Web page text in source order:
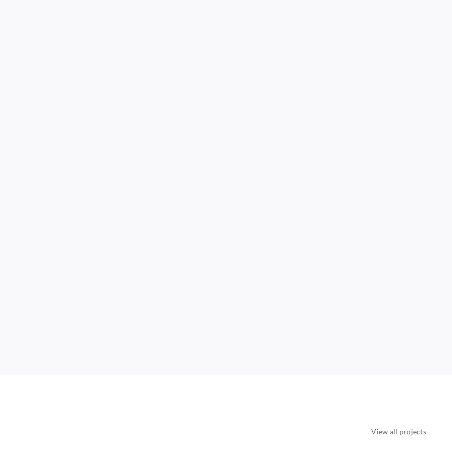
View all projects